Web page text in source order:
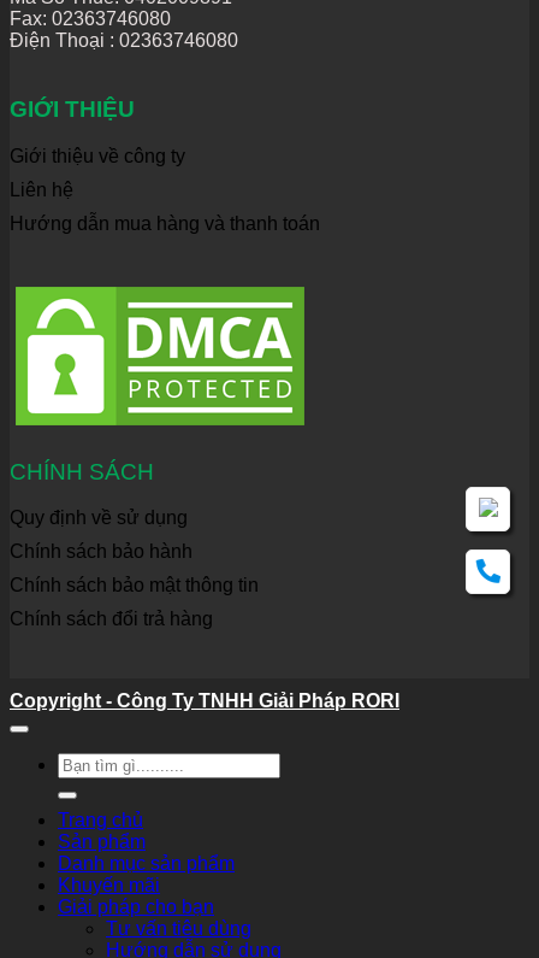
Fax: 02363746080
Điện Thoại : 02363746080
GIỚI THIỆU
Giới thiệu về công ty
Liên hệ
Hướng dẫn mua hàng và thanh toán
CHÍNH SÁCH
Quy định về sử dụng
Chính sách bảo hành
Chính sách bảo mật thông tin
Chính sách đổi trả hàng
Copyright - Công Ty TNHH Giải Pháp RORI
Tìm
kiếm:
Trang chủ
Sản phẩm
Danh mục sản phẩm
Khuyến mãi
Giải pháp cho bạn
Tư vấn tiêu dùng
Hướng dẫn sử dụng